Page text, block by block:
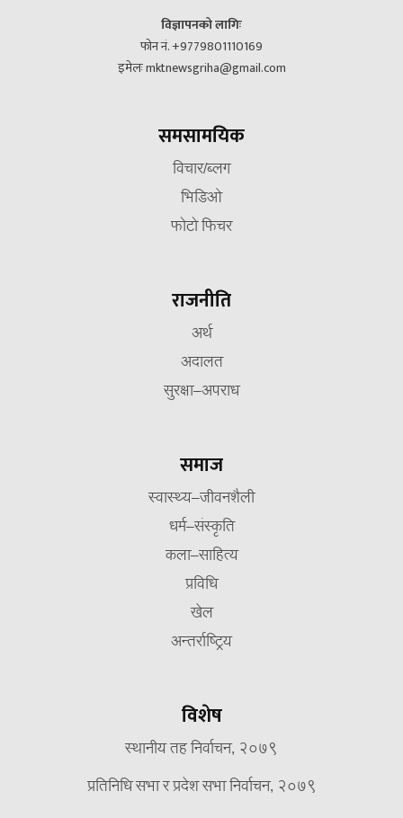
विज्ञापनको लागिः
फोन नं. +9779801110169
इमेलः mktnewsgriha@gmail.com
समसामयिक
विचार/ब्लग
भिडिओ
फोटो फिचर
राजनीति
अर्थ
अदालत
सुरक्षा–अपराध
समाज
स्वास्थ्य–जीवनशैली
धर्म–संस्कृति
कला–साहित्य
प्रविधि
खेल
अन्तर्राष्ट्रिय
विशेष
स्थानीय तह निर्वाचन, २०७९
प्रतिनिधि सभा र प्रदेश सभा निर्वाचन, २०७९